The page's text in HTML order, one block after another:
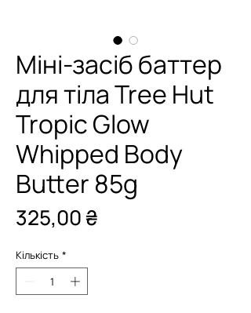
Міні-засіб баттер
для тіла Tree Hut
Tropic Glow
Whipped Body
Butter 85g
325,00 ₴
Кількість *